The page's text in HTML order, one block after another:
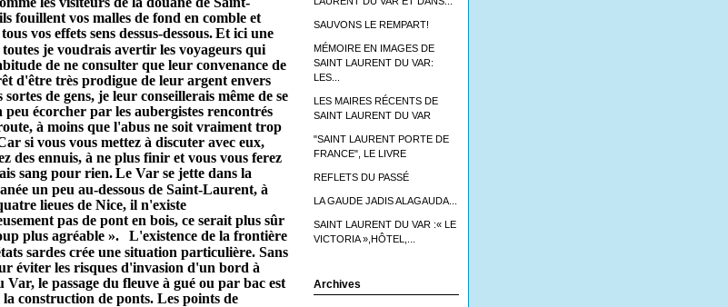
SAUVONS LE REMPART!
MÉMOIRE EN IMAGES DE
SAINT LAURENT DU VAR:
LES...
LES MAIRES RÉCENTS DE
SAINT LAURENT DU VAR
"SAINT LAURENT PORTE DE
FRANCE", LE LIVRE
REFLETS DU PASSÉ
LA GAUDE JADIS ALAGAUDA...
SAINT LAURENT DU VAR :« LE
VICTORIA »,HÔTEL,...
Archives
fouillent vos malles de fond en comble et
vos effets sens dessus-dessous. Et ici une
je voudrais avertir les voyageurs qui
de ne consulter que leur convenance de
d'être très prodigue de leur argent envers
sortes de gens, je leur conseillerais même de se
peu écorcher par les aubergistes rencontrés
à moins que l'abus ne soit vraiment trop
si vous vous mettez à discuter avec eux,
des ennuis, à ne plus finir et vous vous ferez
sang pour rien. Le Var se jette dans la
un peu au-dessous de Saint-Laurent, à
lieues de Nice, il n'existe
pas de pont en bois, ce serait plus sûr
plus agréable ».
L'existence de la frontière
sardes crée une situation particulière. Sans
éviter les risques d'invasion d'un bord à
Var, le passage du fleuve à gué ou par bac est
construction de ponts. Les points de